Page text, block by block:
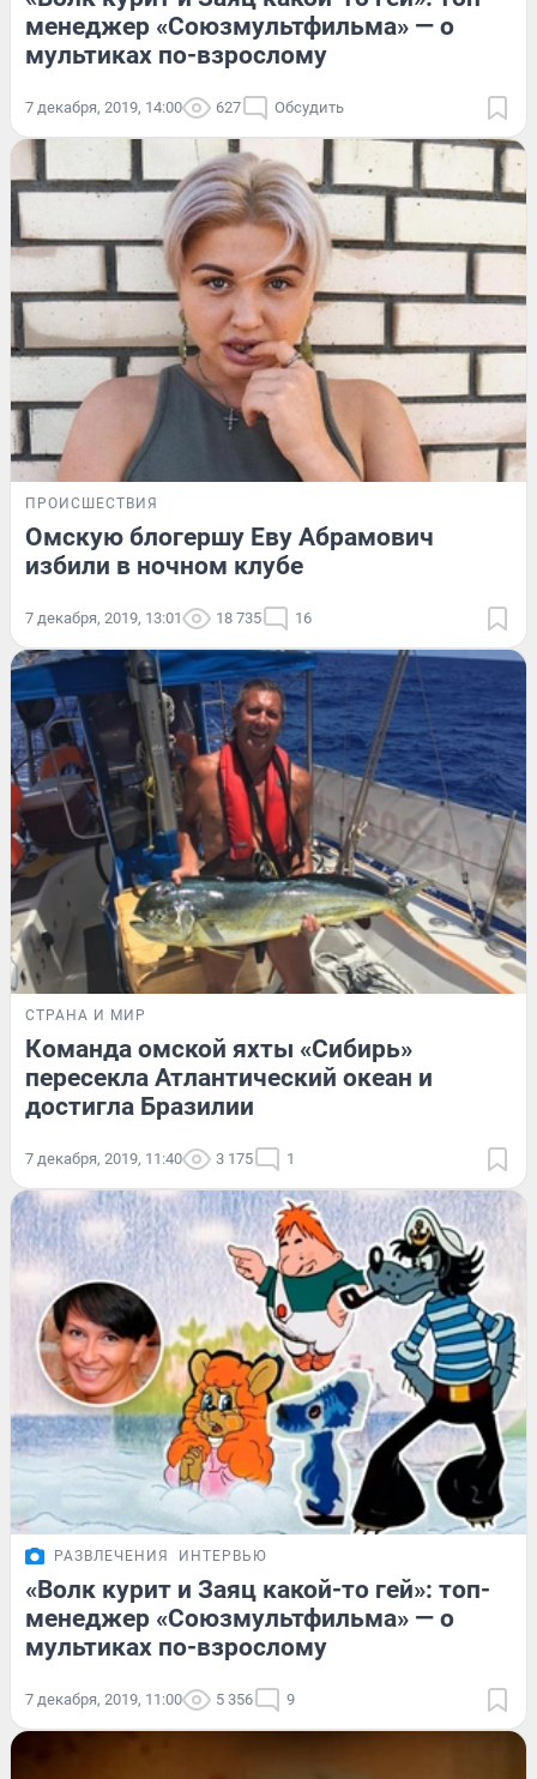
менеджер «Союзмультфильма» — о
мультиках по-взрослому
7 декабря, 2019, 14:00 627 Обсудить
ПРОИСШЕСТВИЯ
Омскую блогершу Еву Абрамович
избили в ночном клубе
7 декабря, 2019, 13:01 18 735 16
СТРАНА И МИР
Команда омской яхты «Сибирь»
пересекла Атлантический океан и
достигла Бразилии
7 декабря, 2019, 11:40 3 175 1
РАЗВЛЕЧЕНИЯ ИНТЕРВЬЮ
«Волк курит и Заяц какой-то гей»: топ-
менеджер «Союзмультфильма» — о
мультиках по-взрослому
7 декабря, 2019, 11:00 5 356 9